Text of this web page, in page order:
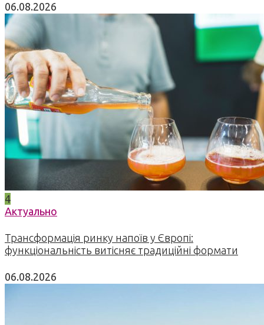
06.08.2026
4
Актуально
Трансформація ринку напоїв у Європі:
функціональність витісняє традиційні формати
06.08.2026